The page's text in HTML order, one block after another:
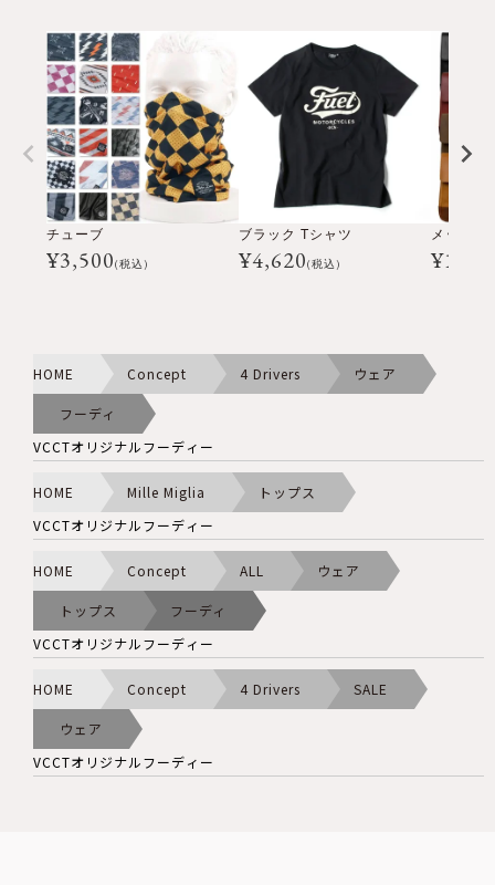
チューブ
¥3,500(税込)
ブラック Tシャツ
¥4,620(税込)
メッセン
¥
HOME Concept 4 Drivers ウェア
フーディ
VCCTオリジナルフーディー
HOME Mille Miglia
トップス
VCCTオリジナルフーディー
HOME Concept ALL ウェア
トップス
フーディ
VCCTオリジナルフーディー
HOME Concept 4 Drivers SALE
ウェア
VCCTオリジナルフーディー